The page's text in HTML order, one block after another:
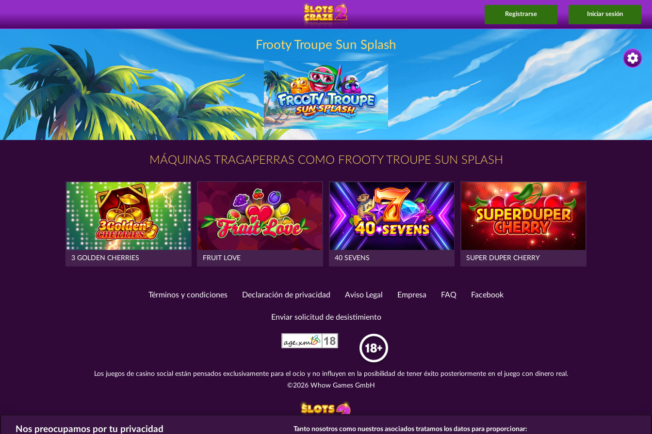
Registrarse Iniciar sesión
Frooty Troupe Sun Splash
MÁQUINAS TRAGAPERRAS COMO FROOTY TROUPE SUN SPLASH
3 GOLDEN CHERRIES FRUIT LOVE 40 SEVENS SUPER DUPER CHERRY
Términos y condiciones Declaración de privacidad Aviso Legal Empresa FAQ Facebook
Enviar solicitud de desistimiento
Los juegos de casino social están pensados exclusivamente para el ocio y no influyen en la posibilidad de tener éxito posteriormente en el juego con dinero real.
©2026 Whow Games GmbH
Nos preocupamos por tu privacidad Tanto nosotros como nuestros asociados tratamos los datos para proporcionar: